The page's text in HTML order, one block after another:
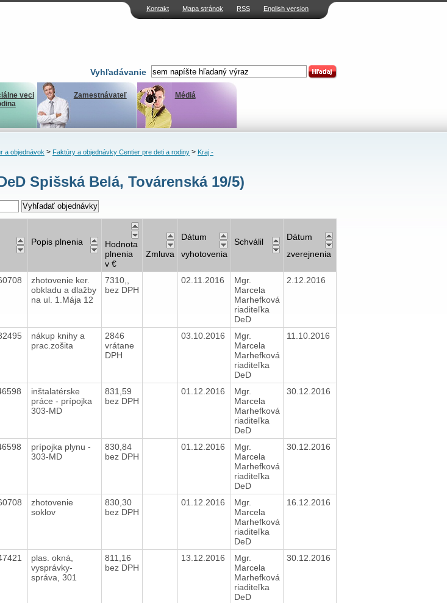
Kontakt Mapa stránok RSS English version
Vyhľadávanie
veci
Zamestnávateľ Médiá
a objednávok> Faktúry a objednávky Centier pre deti a rodiny> Kraj -
Spišská Belá, Továrenská 19/5)
Popis plnenia
Hodnota
plnenia
v €
Zmluva
Dátum
vyhotovenia
Schválil
Dátum
zverejnenia
zhotovenie ker.
obkladu a dlažby
na ul. 1.Mája 12
7310,,
bez DPH
02.11.2016
Mgr.
Marcela
Marhefková
riaditeľka
DeD
2.12.2016
nákup knihy a
prac.zošita
2846
vrátane
DPH
03.10.2016
Mgr.
Marcela
Marhefková
riaditeľka
DeD
11.10.2016
inštalatérske
práce - prípojka
303-MD
831,59
bez DPH
01.12.2016
Mgr.
Marcela
Marhefková
riaditeľka
DeD
30.12.2016
prípojka plynu -
303-MD
830,84
bez DPH
01.12.2016
Mgr.
Marcela
Marhefková
riaditeľka
DeD
30.12.2016
zhotovenie
soklov
830,30
bez DPH
01.12.2016
Mgr.
Marcela
Marhefková
riaditeľka
DeD
16.12.2016
plas. okná,
vysprávky-
správa, 301
811,16
bez DPH
13.12.2016
Mgr.
Marcela
Marhefková
riaditeľka
DeD
30.12.2016